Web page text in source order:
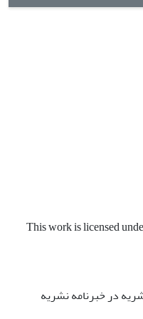
This work is licensed
در خبرنامه نشریه